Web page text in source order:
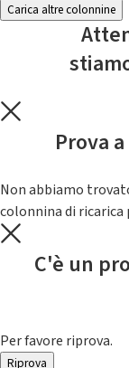
Carica altre colonnine
Prova
Non abbiamo
colonnina di
C'è un
Per favore riprova.
Riprova